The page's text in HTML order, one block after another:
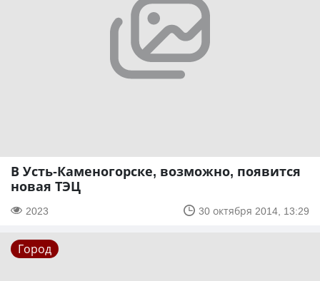
В Усть-Каменогорске, возможно, появится
новая ТЭЦ
2023 30 октября 2014, 13:29
Город